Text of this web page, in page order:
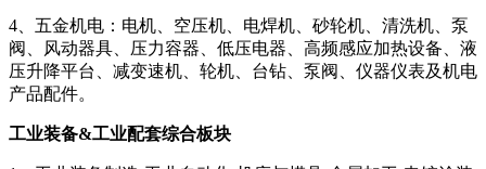
4、五金机电：电机、空压机、电焊机、砂轮机、清洗机、泵
阀、风动器具、压力容器、低压电器、高频感应加热设备、液
压升降平台、减变速机、轮机、台钻、泵阀、仪器仪表及机电
产品配件。
工业装备&工业配套综合板块